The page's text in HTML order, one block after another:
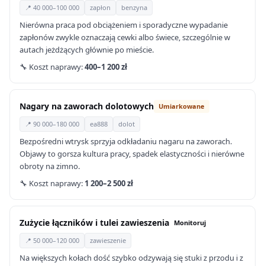
📍 40 000–100 000 zapłon benzyna
Nierówna praca pod obciążeniem i sporadyczne wypadanie
zapłonów zwykle oznaczają cewki albo świece, szczególnie w
autach jeżdżących głównie po mieście.
🔧 Koszt naprawy:400–1 200 zł
Nagary na zaworach dolotowych Umiarkowane
📍 90 000–180 000 ea888 dolot
Bezpośredni wtrysk sprzyja odkładaniu nagaru na zaworach.
Objawy to gorsza kultura pracy, spadek elastyczności i nierówne
obroty na zimno.
🔧 Koszt naprawy: 1 200–2 500 zł
Zużycie łączników i tulei zawieszenia Monitoruj
📍 50 000–120 000 zawieszenie
Na większych kołach dość szybko odzywają się stuki z przodu i z